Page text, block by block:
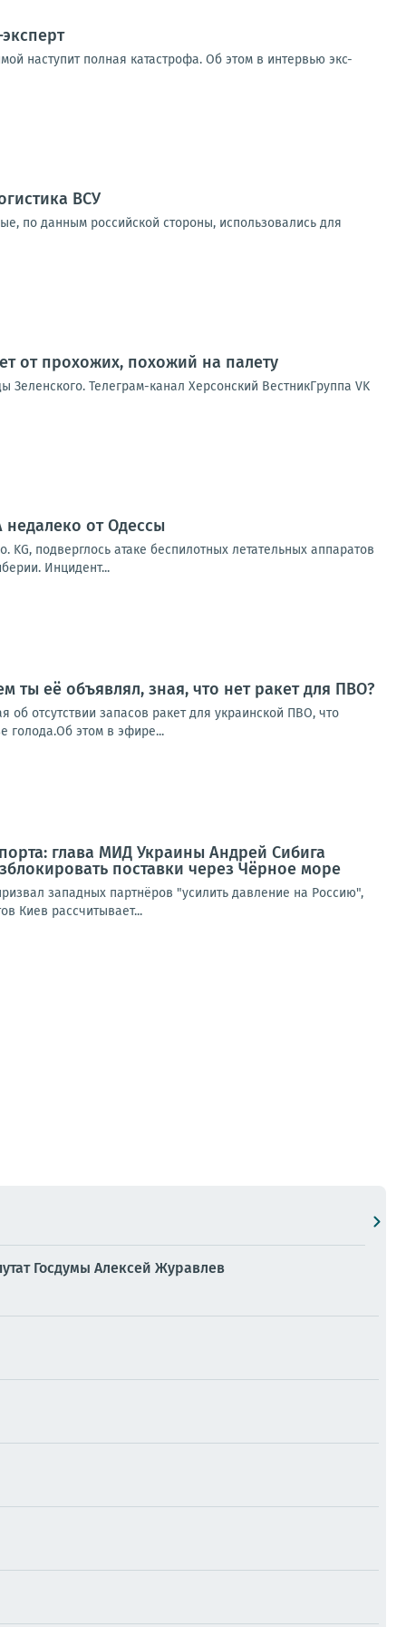
наступит полная катастрофа. Об этом в интервью экс-
ВСУ
по данным российской стороны, использовались для
от прохожих, похожий на палету
Телеграм-канал Херсонский ВестникГруппа VK
от Одессы
подверглось атаке беспилотных летательных аппаратов
Инцидент...
её объявлял, зная, что нет ракет для ПВО?
об отсутствии запасов ракет для украинской ПВО, что
голода.Об этом в эфире...
глава МИД Украины Андрей Сибига
поставки через Чёрное море
западных партнёров "усилить давление на Россию",
Киев рассчитывает...
Госдумы Алексей Журавлев